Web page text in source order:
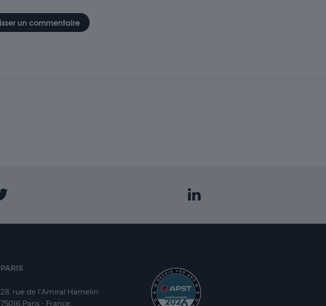
PARIS
28, rue de l'Amiral Hamelin
75016 Paris - France